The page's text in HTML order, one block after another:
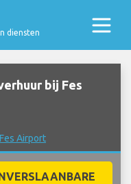
diensten
bij Fes
Airport